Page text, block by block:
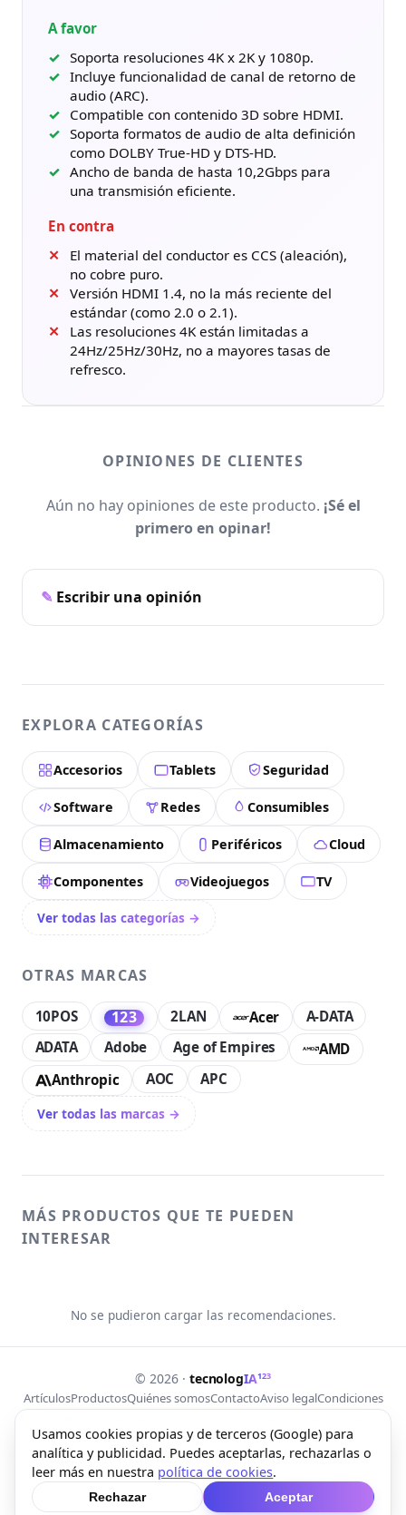
A favor
Soporta resoluciones 4K x 2K y 1080p.
Incluye funcionalidad de canal de retorno de
audio (ARC).
Compatible con contenido 3D sobre HDMI.
Soporta formatos de audio de alta definición
como DOLBY True-HD y DTS-HD.
Ancho de banda de hasta 10,2Gbps para
una transmisión eficiente.
En contra
El material del conductor es CCS (aleación),
no cobre puro.
Versión HDMI 1.4, no la más reciente del
estándar (como 2.0 o 2.1).
Las resoluciones 4K están limitadas a
24Hz/25Hz/30Hz, no a mayores tasas de
refresco.
OPINIONES DE CLIENTES
Aún no hay opiniones de este producto. ¡Sé el
primero en opinar!
Escribir una opinión
EXPLORA CATEGORÍAS
Accesorios Tablets Seguridad
Software Redes Consumibles
Almacenamiento Periféricos Cloud
Componentes Videojuegos TV
Ver todas las categorías →
OTRAS MARCAS
10POS 123 2LAN Acer
A-DATA
ADATA
Adobe Age of Empires
AMD
Anthropic
AOC APC
Ver todas las marcas →
MÁS PRODUCTOS QUE TE PUEDEN
INTERESAR
No se pudieron cargar las recomendaciones.
© 2026 · tecnologIA123
ArtículosProductosQuiénes somosContactoAviso legalCondiciones
Web creada con Free Lab Tools
Usamos cookies propias y de terceros (Google) para
analítica y publicidad. Puedes aceptarlas, rechazarlas o
leer más en nuestra política de cookies.
Rechazar Aceptar